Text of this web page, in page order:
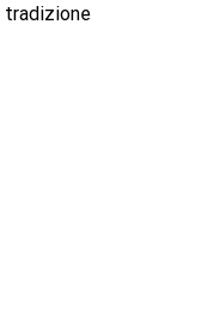
tradizione